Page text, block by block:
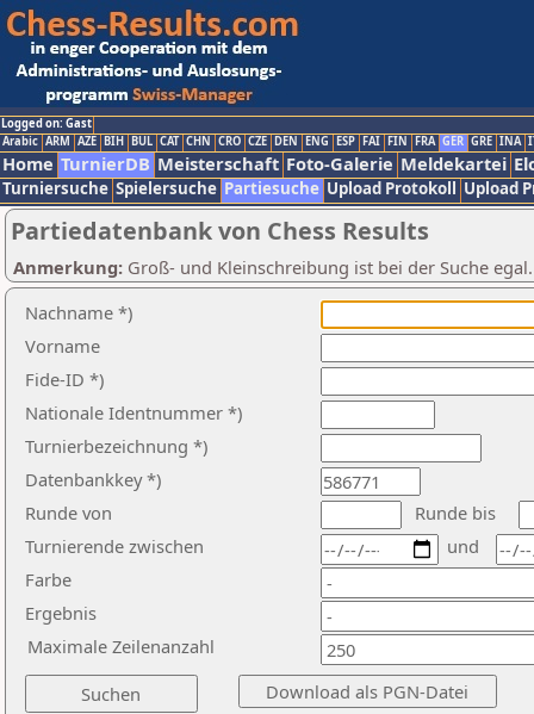
Logged on: Gast
Arabic ARM AZE BIH BUL CAT CHN CRO CZE DEN ENG ESP FAI FIN FRA GER GRE INA
Home TurnierDB Meisterschaft Foto-Galerie Meldekartei
Turniersuche Spielersuche Partiesuche Upload Protokoll Upload
Partiedatenbank von Chess Results
Anmerkung: Groß- und Kleinschreibung ist bei der Suche
Nachname *)
Vorname
Fide-ID *)
Nationale Identnummer *)
Turnierbezeichnung *)
Datenbankkey *)
Runde von
Runde bis
Turnierende zwischen
Farbe
Ergebnis
und
Maximale Zeilenanzahl